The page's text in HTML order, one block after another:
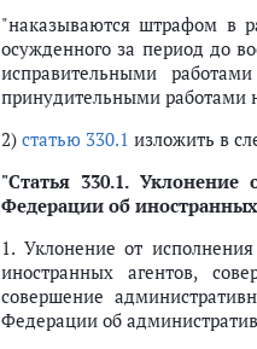
"наказываются штрафом в
осужденного за период до
исправительными
принудительными работами
2) статью 330.1 изложить в
"Статья 330.1. Уклонение
Федерации об иностранных
1. Уклонение от
иностранных агентов,
совершение
Федерации об